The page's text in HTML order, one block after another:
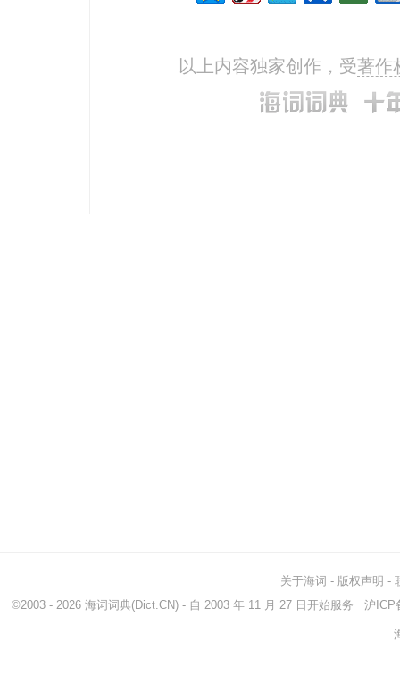
以上内容独家创作，受著作
关于海词 - 版权声明 -
©2003 - 2026 海词词典(Dict.CN) - 自 2003 年 11 月 27 日开始服务 沪ICP